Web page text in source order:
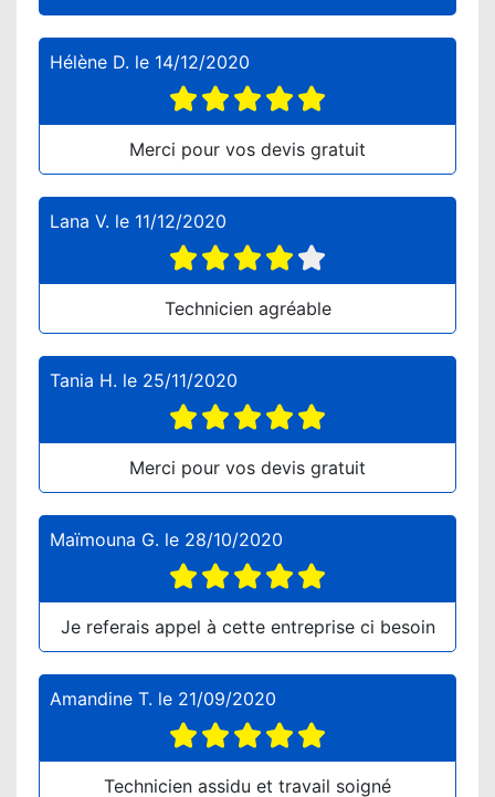
Hélène D. le 14/12/2020
Merci pour vos devis gratuit
Lana V. le 11/12/2020
Technicien agréable
Tania H. le 25/11/2020
Merci pour vos devis gratuit
Maïmouna G. le 28/10/2020
Je referais appel à cette entreprise ci besoin
Amandine T. le 21/09/2020
Technicien assidu et travail soigné